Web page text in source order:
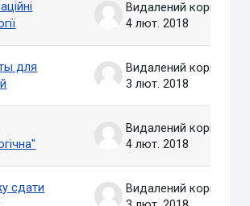
4 лют. 2018
для
3 лют. 2018
4 лют. 2018
сдати